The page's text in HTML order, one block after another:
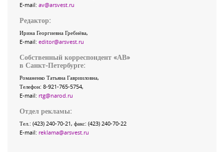
E-mail: av@arsvest.ru
Редактор:
Ирина Георгиевна Гребнёва,
E-mail: editor@arsvest.ru
Собственный корреспондент «АВ»
в Санкт-Петербурге:
Романенко Татьяна Гаврииловна,
Телефон: 8-921-765-5754,
E-mail: rtg@narod.ru
Отдел рекламы:
Тел.: (423) 240-70-21, факс: (423) 240-70-22
E-mail: reklama@arsvest.ru